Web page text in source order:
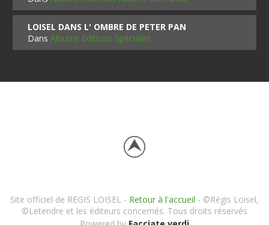
LOISEL DANS L' OMBRE DE PETER PAN
DansAlbums Editions Spéciales
Site officiel de REGIS LOISEL - Retour à l'accueil - ©Régis Loisel,
©Letendre et les éditeurs concernés. Tous droits réservés